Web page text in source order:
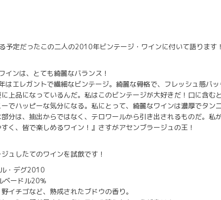
予定だったこの二人の2010年ビンテージ・ワインに付いて語ります
ンは、とても綺麗なバランス！
はエレガントで繊細なビンテージ。綺麗な骨格で、フレッシュ感バ
上品になっているんだ。私はこのビンテージが大好きだ！口に含む
でハッピーな気分になる。私にとって、綺麗なワインは濃厚でタン
分は、抽出からではなく、テロワールから引き出されるものだ。私
く、皆で楽しめるワイン！』さすがアセンブラージュの王！
ュしたてのワインを試飲です！
・デグ2010
ベードル20％
イチゴなど、熟成されたブドウの香り。